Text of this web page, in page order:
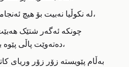
لە نکوڵیا نەبیت بۆ هیچ ئەنجامێک کە دەیبینیت،
چونکە ئەگەر شتێک
دەتەوێت پاڵی پێوە بنێیت بۆ پێشەوە،
بەڵام پێویستە زۆر زۆر وریای